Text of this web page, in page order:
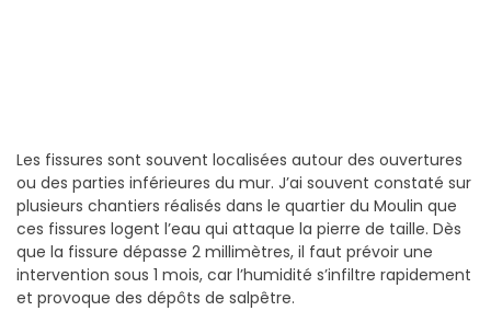
Les fissures sont souvent localisées autour des ouvertures
ou des parties inférieures du mur. J’ai souvent constaté sur
plusieurs chantiers réalisés dans le quartier du Moulin que
ces fissures logent l’eau qui attaque la pierre de taille. Dès
que la fissure dépasse 2 millimètres, il faut prévoir une
intervention sous 1 mois, car l’humidité s’infiltre rapidement
et provoque des dépôts de salpêtre.